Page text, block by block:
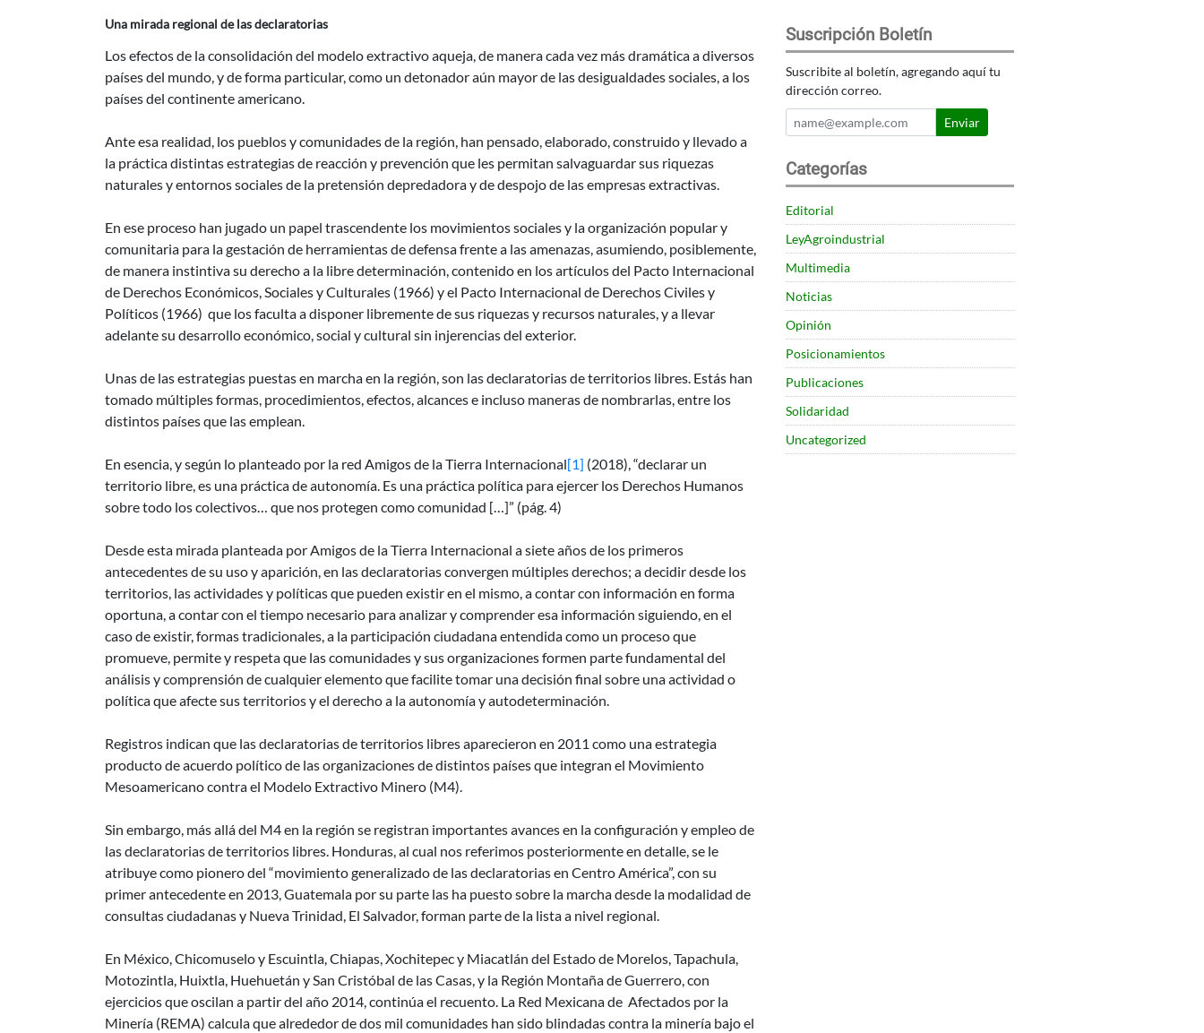
Una mirada regional de las declaratorias
Los efectos de la consolidación del modelo extractivo aqueja, de manera cada vez más dramática a diversos
países del mundo, y de forma particular, como un detonador aún mayor de las desigualdades sociales, a los
países del continente americano.
Ante esa realidad, los pueblos y comunidades de la región, han pensado, elaborado, construido y llevado a
la práctica distintas estrategias de reacción y prevención que les permitan salvaguardar sus riquezas
naturales y entornos sociales de la pretensión depredadora y de despojo de las empresas extractivas.
En ese proceso han jugado un papel trascendente los movimientos sociales y la organización popular y
comunitaria para la gestación de herramientas de defensa frente a las amenazas, asumiendo, posiblemente,
de manera instintiva su derecho a la libre determinación, contenido en los artículos del Pacto Internacional
de Derechos Económicos, Sociales y Culturales (1966) y el Pacto Internacional de Derechos Civiles y
Políticos (1966) que los faculta a disponer libremente de sus riquezas y recursos naturales, y a llevar
adelante su desarrollo económico, social y cultural sin injerencias del exterior.
Unas de las estrategias puestas en marcha en la región, son las declaratorias de territorios libres. Estás han
tomado múltiples formas, procedimientos, efectos, alcances e incluso maneras de nombrarlas, entre los
distintos países que las emplean.
En esencia, y según lo planteado por la red Amigos de la Tierra Internacional[1] (2018), “declarar un
territorio libre, es una práctica de autonomía. Es una práctica política para ejercer los Derechos Humanos
sobre todo los colectivos… que nos protegen como comunidad […]” (pág. 4)
Desde esta mirada planteada por Amigos de la Tierra Internacional a siete años de los primeros
antecedentes de su uso y aparición, en las declaratorias convergen múltiples derechos; a decidir desde los
territorios, las actividades y políticas que pueden existir en el mismo, a contar con información en forma
oportuna, a contar con el tiempo necesario para analizar y comprender esa información siguiendo, en el
caso de existir, formas tradicionales, a la participación ciudadana entendida como un proceso que
promueve, permite y respeta que las comunidades y sus organizaciones formen parte fundamental del
análisis y comprensión de cualquier elemento que facilite tomar una decisión final sobre una actividad o
política que afecte sus territorios y el derecho a la autonomía y autodeterminación.
Registros indican que las declaratorias de territorios libres aparecieron en 2011 como una estrategia
producto de acuerdo político de las organizaciones de distintos países que integran el Movimiento
Mesoamericano contra el Modelo Extractivo Minero (M4).
Sin embargo, más allá del M4 en la región se registran importantes avances en la configuración y empleo de
las declaratorias de territorios libres. Honduras, al cual nos referimos posteriormente en detalle, se le
atribuye como pionero del “movimiento generalizado de las declaratorias en Centro América”, con su
primer antecedente en 2013, Guatemala por su parte las ha puesto sobre la marcha desde la modalidad de
consultas ciudadanas y Nueva Trinidad, El Salvador, forman parte de la lista a nivel regional.
En México, Chicomuselo y Escuintla, Chiapas, Xochitepec y Miacatlán del Estado de Morelos, Tapachula,
Motozintla, Huixtla, Huehuetán y San Cristóbal de las Casas, y la Región Montaña de Guerrero, con
ejercicios que oscilan a partir del año 2014, continúa el recuento. La Red Mexicana de Afectados por la
Minería (REMA) calcula que alrededor de dos mil comunidades han sido blindadas contra la minería bajo el
Suscripción Boletín
Suscribite al boletín, agregando aquí tu
dirección correo.
Enviar
Categorías
Editorial
LeyAgroindustrial
Multimedia
Noticias
Opinión
Posicionamientos
Publicaciones
Solidaridad
Uncategorized